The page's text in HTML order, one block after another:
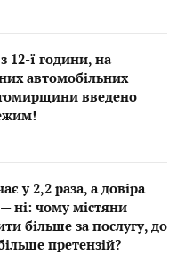
12-ї години, на
автомобільних
введено
у 2,2 раза, а довіра
ні: чому містяни
більше за послугу, до
претензій?